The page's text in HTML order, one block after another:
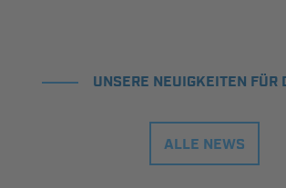
UNSERE NEUIGKEITEN FÜR
ALLE NEWS